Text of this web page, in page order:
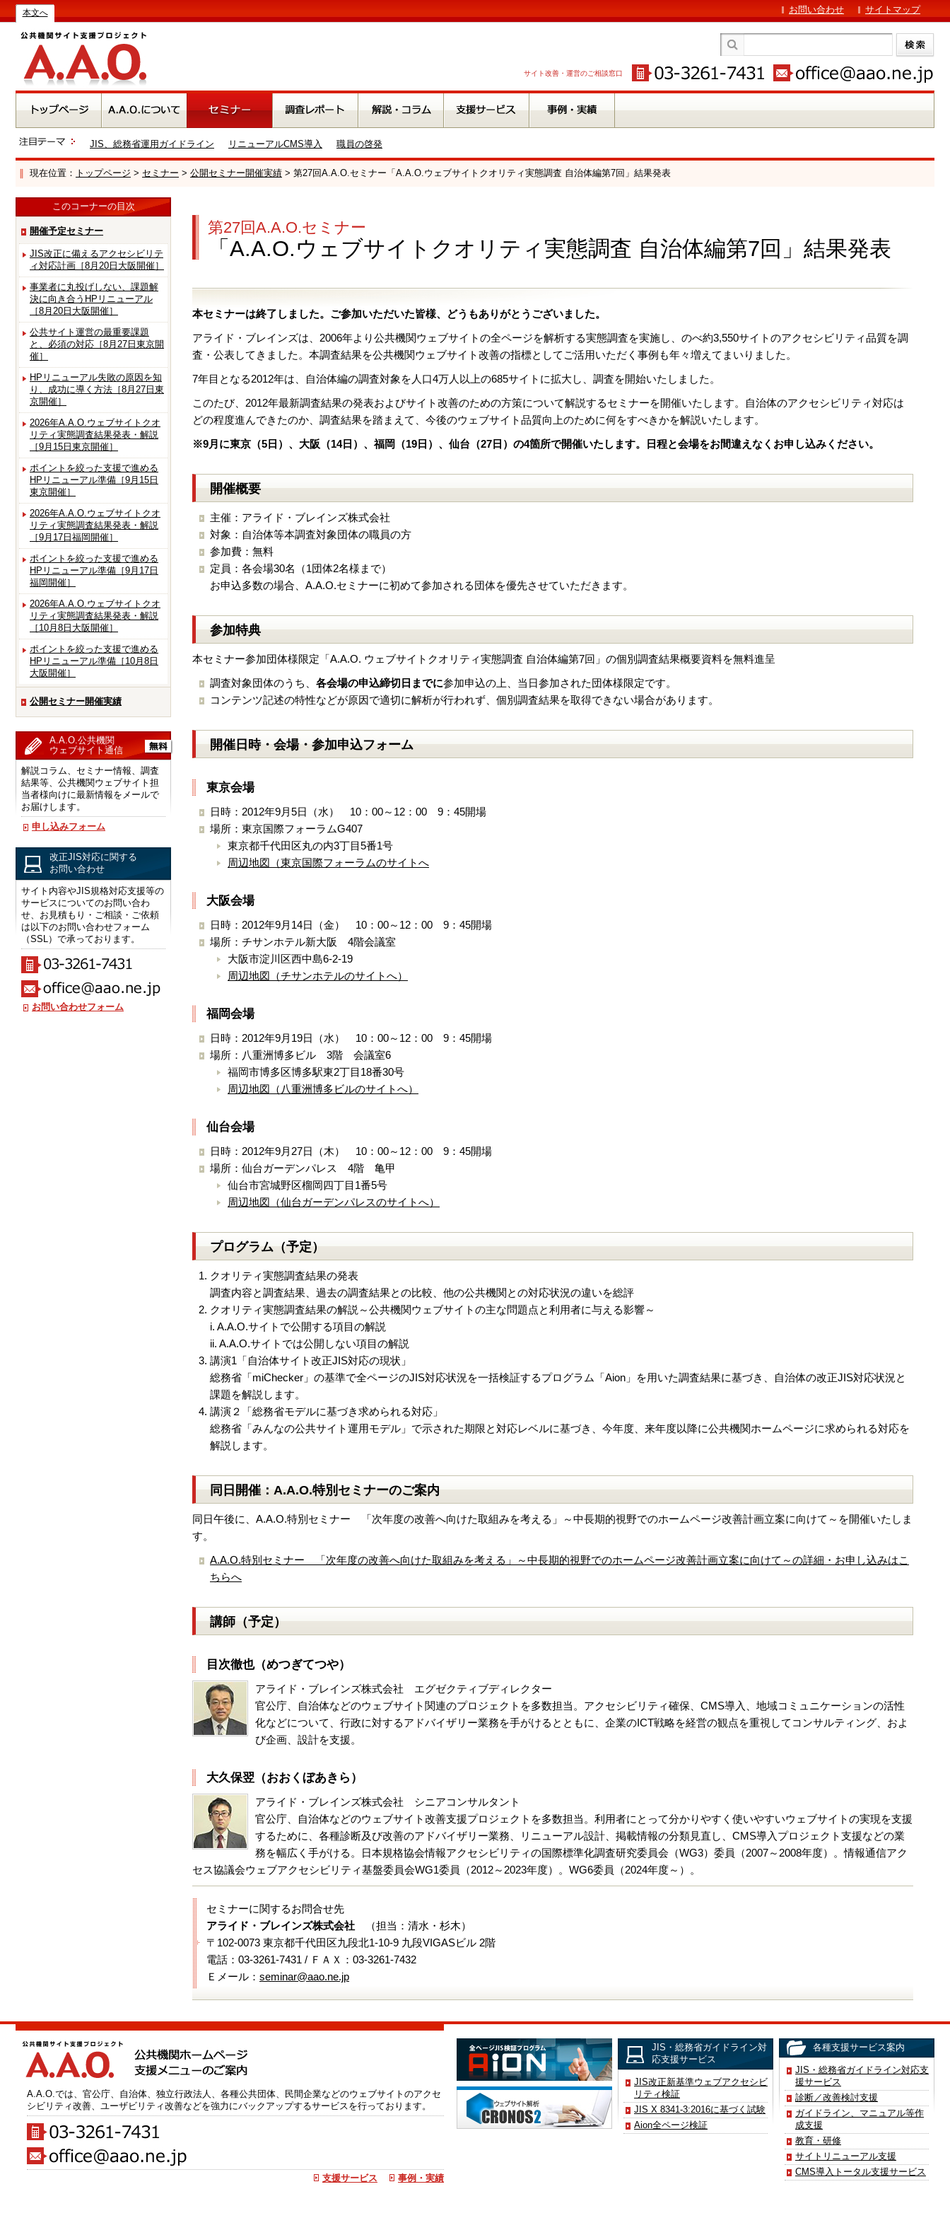
本文へ お問い合わせ サイトマップ
サイト改善・運営のご相談窓口
JIS、総務省運用ガイドライン リニューアルCMS導入 職員の啓発
現在位置： トップページ > セミナー > 公開セミナー開催実績 > 第27回A.A.O.セミナー「A.A.O.ウェブサイトクオリティ実態調査 自治体編第7回」結果発表
このコーナーの目次
開催予定セミナー
JIS改正に備えるアクセシビリテ
ィ対応計画［8月20日大阪開催］
事業者に丸投げしない、課題解
決に向き合うHPリニューアル
［8月20日大阪開催］
公共サイト運営の最重要課題
と、必須の対応［8月27日東京開
催］
HPリニューアル失敗の原因を知
り、成功に導く方法［8月27日東
京開催］
2026年A.A.O.ウェブサイトクオ
リティ実態調査結果発表・解説
［9月15日東京開催］
ポイントを絞った支援で進める
HPリニューアル準備［9月15日
東京開催］
2026年A.A.O.ウェブサイトクオ
リティ実態調査結果発表・解説
［9月17日福岡開催］
ポイントを絞った支援で進める
HPリニューアル準備［9月17日
福岡開催］
2026年A.A.O.ウェブサイトクオ
リティ実態調査結果発表・解説
［10月8日大阪開催］
ポイントを絞った支援で進める
HPリニューアル準備［10月8日
大阪開催］
公開セミナー開催実績
A.A.O.公共機関
ウェブサイト通信
解説コラム、セミナー情報、調査
結果等、公共機関ウェブサイト担
当者様向けに最新情報をメールで
お届けします。
申し込みフォーム
改正JIS対応に関する
お問い合わせ
サイト内容やJIS規格対応支援等の
サービスについてのお問い合わ
せ、お見積もり・ご相談・ご依頼
は以下のお問い合わせフォーム
（SSL）で承っております。
お問い合わせフォーム
第27回A.A.O.セミナー
「A.A.O.ウェブサイトクオリティ実態調査 自治体編第7回」結果発表
本セミナーは終了しました。ご参加いただいた皆様、どうもありがとうございました。
アライド・ブレインズは、2006年より公共機関ウェブサイトの全ページを解析する実態調査を実施し、のべ約3,550サイトのアクセシビリティ品質を調
査・公表してきました。本調査結果を公共機関ウェブサイト改善の指標としてご活用いただく事例も年々増えてまいりました。
7年目となる2012年は、自治体編の調査対象を人口4万人以上の685サイトに拡大し、調査を開始いたしました。
このたび、2012年最新調査結果の発表およびサイト改善のための方策について解説するセミナーを開催いたします。自治体のアクセシビリティ対応は
どの程度進んできたのか、調査結果を踏まえて、今後のウェブサイト品質向上のために何をすべきかを解説いたします。
※9月に東京（5日）、大阪（14日）、福岡（19日）、仙台（27日）の4箇所で開催いたします。日程と会場をお間違えなくお申し込みください。
開催概要
主催：アライド・ブレインズ株式会社
対象：自治体等本調査対象団体の職員の方
参加費：無料
定員：各会場30名（1団体2名様まで）
お申込多数の場合、A.A.O.セミナーに初めて参加される団体を優先させていただきます。
参加特典
本セミナー参加団体様限定「A.A.O. ウェブサイトクオリティ実態調査 自治体編第7回」の個別調査結果概要資料を無料進呈
調査対象団体のうち、 各会場の申込締切日までに参加申込の上、当日参加された団体様限定です。
コンテンツ記述の特性などが原因で適切に解析が行われず、個別調査結果を取得できない場合があります。
開催日時・会場・参加申込フォーム
東京会場
日時：2012年9月5日（水） 10：00～12：00 9：45開場
場所：東京国際フォーラムG407
東京都千代田区丸の内3丁目5番1号
周辺地図（東京国際フォーラムのサイトへ
大阪会場
日時：2012年9月14日（金） 10：00～12：00 9：45開場
場所：チサンホテル新大阪 4階会議室
大阪市淀川区西中島6-2-19
周辺地図（チサンホテルのサイトへ）
福岡会場
日時：2012年9月19日（水） 10：00～12：00 9：45開場
場所：八重洲博多ビル 3階 会議室6
福岡市博多区博多駅東2丁目18番30号
周辺地図（八重洲博多ビルのサイトへ）
仙台会場
日時：2012年9月27日（木） 10：00～12：00 9：45開場
場所：仙台ガーデンパレス 4階 亀甲
仙台市宮城野区榴岡四丁目1番5号
周辺地図（仙台ガーデンパレスのサイトへ）
プログラム（予定）
クオリティ実態調査結果の発表
調査内容と調査結果、過去の調査結果との比較、他の公共機関との対応状況の違いを総評
クオリティ実態調査結果の解説～公共機関ウェブサイトの主な問題点と利用者に与える影響～
i. A.A.O.サイトで公開する項目の解説
ii. A.A.O.サイトでは公開しない項目の解説
講演1「自治体サイト改正JIS対応の現状」
総務省「miChecker」の基準で全ページのJIS対応状況を一括検証するプログラム「Aion」を用いた調査結果に基づき、自治体の改正JIS対応状況と
課題を解説します。
講演２「総務省モデルに基づき求められる対応」
総務省「みんなの公共サイト運用モデル」で示された期限と対応レベルに基づき、今年度、来年度以降に公共機関ホームページに求められる対応を
解説します。
同日開催：A.A.O.特別セミナーのご案内
同日午後に、A.A.O.特別セミナー 「次年度の改善へ向けた取組みを考える」～中長期的視野でのホームページ改善計画立案に向けて～を開催いたしま
す。
A.A.O.特別セミナー 「次年度の改善へ向けた取組みを考える」～中長期的視野でのホームページ改善計画立案に向けて～の詳細・お申し込みはこ
ちらへ
講師（予定）
目次徹也（めつぎてつや）
アライド・ブレインズ株式会社 エグゼクティブディレクター
官公庁、自治体などのウェブサイト関連のプロジェクトを多数担当。アクセシビリティ確保、CMS導入、地域コミュニケーションの活性
化などについて、行政に対するアドバイザリー業務を手がけるとともに、企業のICT戦略を経営の観点を重視してコンサルティング、およ
び企画、設計を支援。
大久保翌（おおくぼあきら）
アライド・ブレインズ株式会社 シニアコンサルタント
官公庁、自治体などのウェブサイト改善支援プロジェクトを多数担当。利用者にとって分かりやすく使いやすいウェブサイトの実現を支援
するために、各種診断及び改善のアドバイザリー業務、リニューアル設計、掲載情報の分類見直し、CMS導入プロジェクト支援などの業
務を幅広く手がける。日本規格協会情報アクセシビリティの国際標準化調査研究委員会（WG3）委員（2007～2008年度）。情報通信アク
セス協議会ウェブアクセシビリティ基盤委員会WG1委員（2012～2023年度）。WG6委員（2024年度～）。
セミナーに関するお問合せ先
アライド・ブレインズ株式会社 （担当：清水・杉木）
〒102-0073 東京都千代田区九段北1-10-9 九段VIGASビル 2階
電話：03-3261-7431 / ＦＡＸ：03-3261-7432
Ｅメール： seminar@aao.ne.jp
A.A.O.では、官公庁、自治体、独立行政法人、各種公共団体、民間企業などのウェブサイトのアクセ
シビリティ改善、ユーザビリティ改善などを強力にバックアップするサービスを行っております。
支援サービス 事例・実績
JIS・総務省ガイドライン対
応支援サービス
JIS改正新基準ウェブアクセシビ
リティ検証
JIS X 8341-3:2016に基づく試験
Aion全ページ検証
各種支援サービス案内
JIS・総務省ガイドライン対応支
援サービス
診断／改善検討支援
ガイドライン、マニュアル等作
成支援
教育・研修
サイトリニューアル支援
CMS導入トータル支援サービス